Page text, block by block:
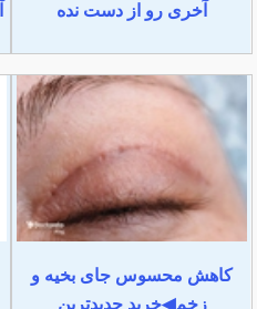
آخری رو از دست نده
کاهش محسوس جای بخیه و
زخم◀خرید جدیدترین